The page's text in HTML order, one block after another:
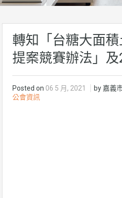
轉知「台糖大面
提案競賽辦法」
Posted on 06 5 月, 2021
by 嘉義
公會資訊